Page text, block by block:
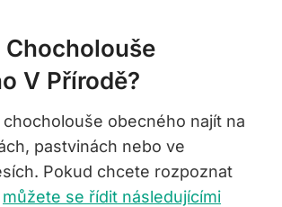
V Přírodě?
obecného najít na
pastvinách nebo ve
Pokud chcete rozpoznat
můžete se řídit následujícími